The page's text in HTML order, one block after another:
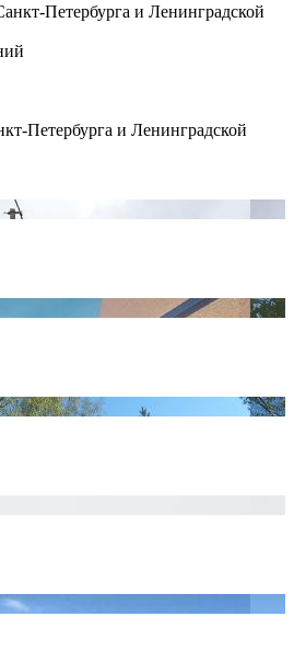
Петербурга и Ленинградской
Петербурга и Ленинградской